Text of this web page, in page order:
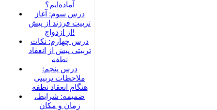
آماده‌ایم؟
درس سوم: آغاز
تربیت فرزند از پیش
از ازدواج!
درس چهارم: نکات
تربیتی پیش از انعقاد
نطفه
درس پنجم:
ملاحظات تربیتی
هنگام انعقاد نطفه
ضمیمه‌: شرایط،
زمان و مکان